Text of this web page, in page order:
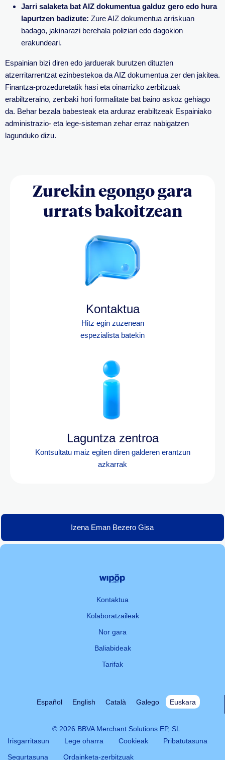
Jarri salaketa bat AIZ dokumentua galduz gero edo hura
lapurtzen badizute: Zure AIZ dokumentua arriskuan
badago, jakinarazi berehala poliziari edo dagokion
erakundeari.
Espainian bizi diren edo jarduerak burutzen dituzten
atzerritarrentzat ezinbestekoa da AIZ dokumentua zer den jakitea.
Finantza-prozeduretatik hasi eta oinarrizko zerbitzuak
erabiltzeraino, zenbaki hori formalitate bat baino askoz gehiago
da. Behar bezala babesteak eta arduraz erabiltzeak Espainiako
administrazio- eta lege-sisteman zehar erraz nabigatzen
lagunduko dizu.
Zurekin egongo gara
urrats bakoitzean
Kontaktua
Hitz egin zuzenean
espezialista batekin
Laguntza zentroa
Kontsultatu maiz egiten diren galderen erantzun
azkarrak
Izena Eman Bezero Gisa
Kontaktua
Kolaboratzaileak
Nor gara
Baliabideak
Tarifak
Español English Català Galego Euskara
© 2026 BBVA Merchant Solutions EP, SL
Irisgarritasun
Lege oharra Cookieak
Pribatutasuna
Segurtasuna
Ordainketa-zerbitzuak